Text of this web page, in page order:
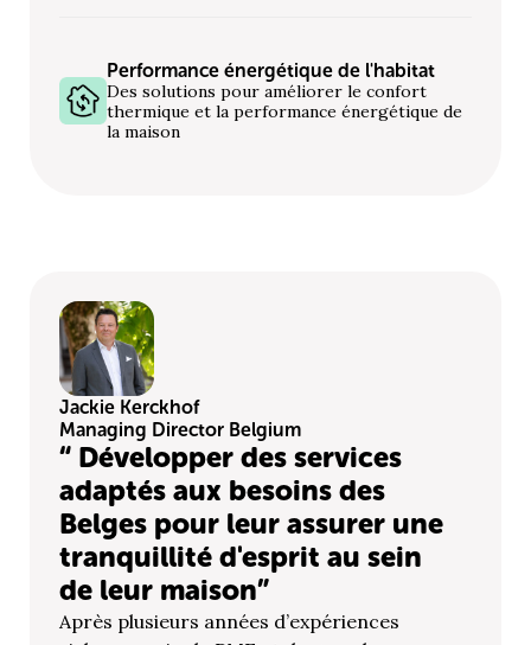
Performance énergétique de l'habitat
Des solutions pour améliorer le confort
thermique et la performance énergétique de
la maison
Jackie Kerckhof
Managing Director Belgium
“ Développer des services
adaptés aux besoins des
Belges pour leur assurer une
tranquillité d'esprit au sein
de leur maison”
Après plusieurs années d’expériences